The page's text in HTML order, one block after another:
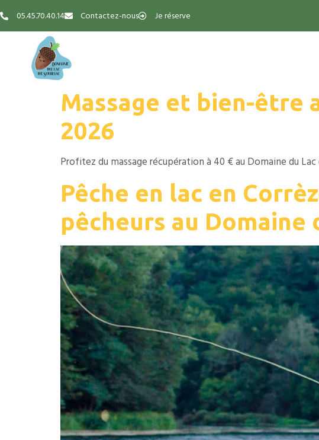
05.45.70.40.14 Contactez-nous Je réserve
Massage et bien-être
2026
Profitez du massage récupération à 40 € au Domaine du
Pêche en lac en
pêcheurs au Domaine